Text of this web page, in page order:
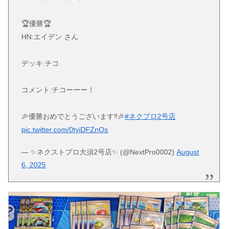
🏆優勝🏆
HN:エイデン さん
デッキ:チコ
コメント:チコーーー！
🎉優勝おめでとうございます‼️🎉#ネクプロ2号店
pic.twitter.com/0tyiDFZnOs
— ✨ネクストプロ大須2号店✨ (@NextPro0002)August
6, 2025